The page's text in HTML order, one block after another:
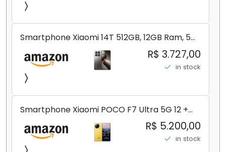
Smartphone Xiaomi 14T 512GB, 12GB Ram, 5G,
Leica, Cinza - no Brasil
R$ 3.727,00
in stock
Smartphone Xiaomi POCO F7 Ultra 5G 12 +
256GB/16+512GB Processador Snapdragon 8
Elite Top de Linha Chip VisionBoost D7 para
Jogos Pesados Tela Flow AMOLED 2K...
R$ 5.200,00
in stock